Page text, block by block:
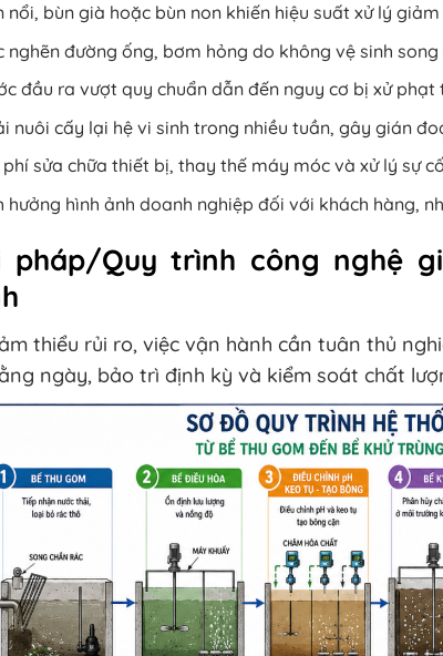
nổi, bùn già hoặc bùn non khiến hiệu suất xử lý
nghẽn đường ống, bơm hỏng do không vệ sinh
đầu ra vượt quy chuẩn dẫn đến nguy cơ bị xử phạt
nuôi cấy lại hệ vi sinh trong nhiều tuần, gây gián
phí sửa chữa thiết bị, thay thế máy móc và xử lý sự
hưởng hình ảnh doanh nghiệp đối với khách hàng,
pháp/Quy trình công nghệ
thiểu rủi ro, việc vận hành cần tuân thủ
ngày, bảo trì định kỳ và kiểm soát chất